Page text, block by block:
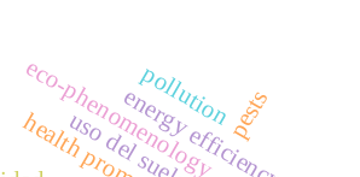
energy efficiency
uso del suelo
eco-phenomenology
pollutionpests